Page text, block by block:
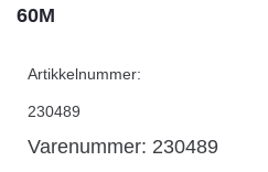
60M
Artikkelnummer:
230489
Varenummer: 230489